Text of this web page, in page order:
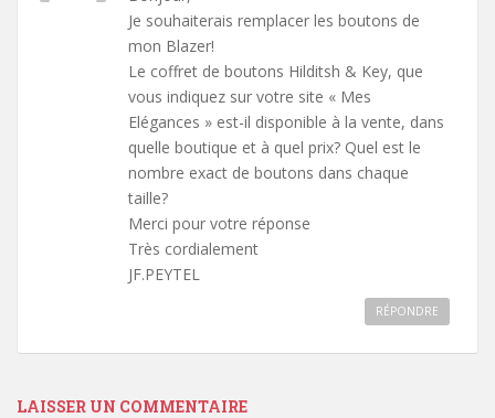
Je souhaiterais remplacer les boutons de
mon Blazer!
Le coffret de boutons Hilditsh & Key, que
vous indiquez sur votre site « Mes
Elégances » est-il disponible à la vente, dans
quelle boutique et à quel prix? Quel est le
nombre exact de boutons dans chaque
taille?
Merci pour votre réponse
Très cordialement
JF.PEYTEL
RÉPONDRE
LAISSER UN COMMENTAIRE